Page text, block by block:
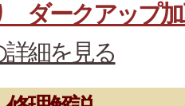
ダークアップ加
詳細を見る